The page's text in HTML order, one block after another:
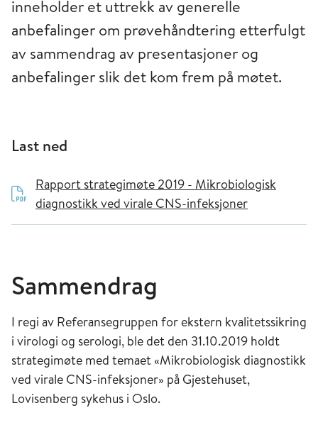
inneholder et uttrekk av generelle
anbefalinger om prøvehåndtering etterfulgt
av sammendrag av presentasjoner og
anbefalinger slik det kom frem på møtet.
Last ned
Rapport strategimøte 2019 - Mikrobiologisk
diagnostikk ved virale CNS-infeksjoner
Sammendrag
I regi av Referansegruppen for ekstern kvalitetssikring
i virologi og serologi, ble det den 31.10.2019 holdt
strategimøte med temaet «Mikrobiologisk diagnostikk
ved virale CNS-infeksjoner» på Gjestehuset,
Lovisenberg sykehus i Oslo.